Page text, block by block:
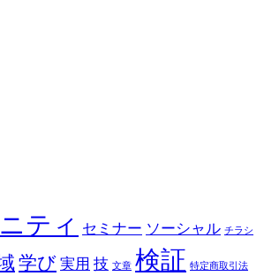
ティ セミナー ソーシャル チラシ
学び 実用 技 文章 検証 特定商取引法